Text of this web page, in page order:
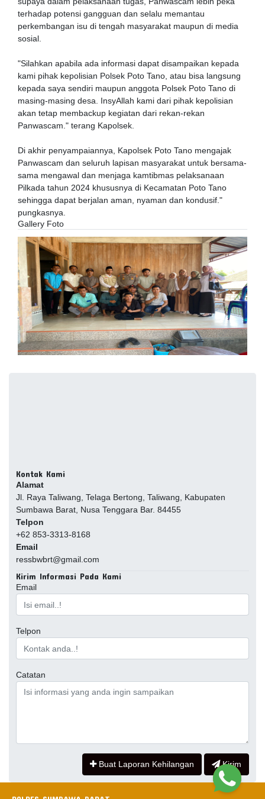
terhadap potensi gangguan dan selalu memantau
perkembangan isu di tengah masyarakat maupun di media
sosial.
"Silahkan apabila ada informasi dapat disampaikan kepada
kami pihak kepolisian Polsek Poto Tano, atau bisa langsung
kepada saya sendiri maupun anggota Polsek Poto Tano di
masing-masing desa. InsyAllah kami dari pihak kepolisian
akan tetap membackup kegiatan dari rekan-rekan
Panwascam." terang Kapolsek.
Di akhir penyampaiannya, Kapolsek Poto Tano mengajak
Panwascam dan seluruh lapisan masyarakat untuk bersama-
sama mengawal dan menjaga kamtibmas pelaksanaan
Pilkada tahun 2024 khususnya di Kecamatan Poto Tano
sehingga dapat berjalan aman, nyaman dan kondusif."
pungkasnya.
Gallery Foto
Kontak Kami
Alamat
Jl. Raya Taliwang, Telaga Bertong, Taliwang, Kabupaten
Sumbawa Barat, Nusa Tenggara Bar. 84455
Telpon
+62 853-3313-8168
Email
ressbwbrt@gmail.com
Kirim Informasi Pada Kami
Email
Telpon
Catatan
Buat Laporan Kehilangan Kirim